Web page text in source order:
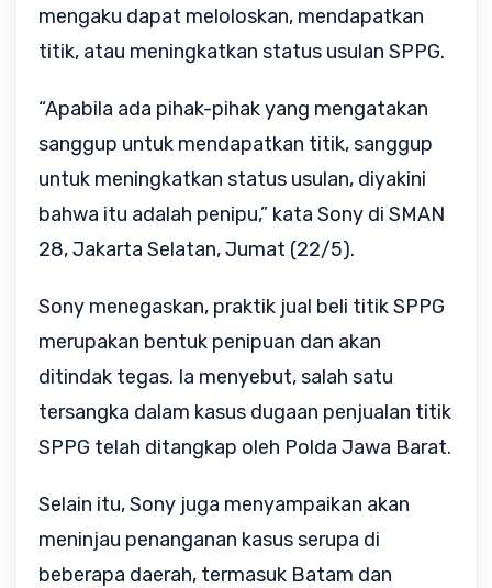
mengaku dapat meloloskan, mendapatkan
titik, atau meningkatkan status usulan SPPG.
“Apabila ada pihak-pihak yang mengatakan
sanggup untuk mendapatkan titik, sanggup
untuk meningkatkan status usulan, diyakini
bahwa itu adalah penipu,” kata Sony di SMAN
28, Jakarta Selatan, Jumat (22/5).
Sony menegaskan, praktik jual beli titik SPPG
merupakan bentuk penipuan dan akan
ditindak tegas. Ia menyebut, salah satu
tersangka dalam kasus dugaan penjualan titik
SPPG telah ditangkap oleh Polda Jawa Barat.
Selain itu, Sony juga menyampaikan akan
meninjau penanganan kasus serupa di
beberapa daerah, termasuk Batam dan